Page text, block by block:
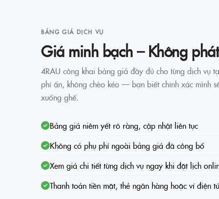
BẢNG GIÁ DỊCH VỤ
Giá minh bạch – Không
4RAU công khai bảng giá đầy đủ cho từng dịch vụ
phí ẩn, không chèo kéo — bạn biết chính xác mình
xuống ghế.
Bảng giá niêm yết rõ ràng, cập nhật liên tục
Không có phụ phí ngoài bảng giá đã công bố
Xem giá chi tiết từng dịch vụ ngay khi đặt lịch
Thanh toán tiền mặt, thẻ ngân hàng hoặc ví điện tử